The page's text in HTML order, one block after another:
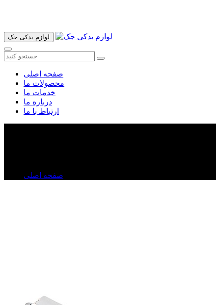
لوازم یدکی جک
صفحه اصلی
محصولات ما
خدمات ما
درباره ما
ارتباط با ما
صفحه اصلی